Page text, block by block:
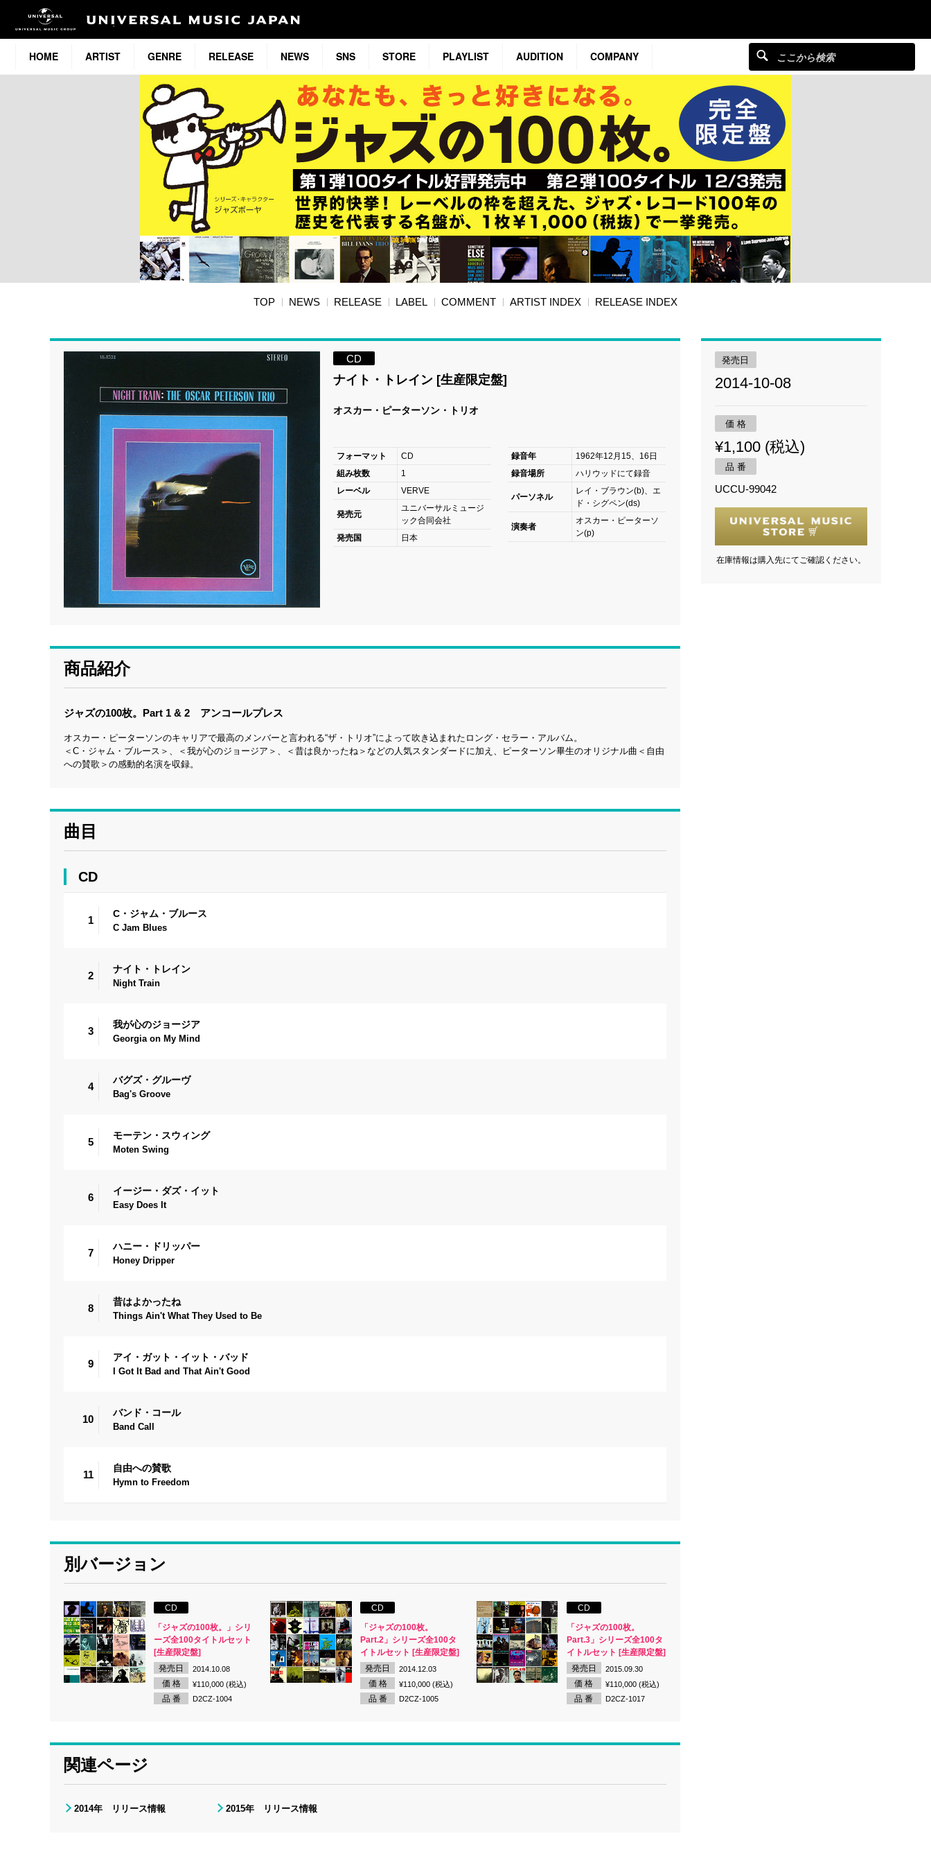
HOME ARTIST GENRE RELEASE NEWS SNS STORE PLAYLIST AUDITION COMPANY
TOP NEWS RELEASE LABEL COMMENT ARTIST INDEX RELEASE INDEX
CD
ナイト・トレイン [生産限定盤]
オスカー・ピーターソン・トリオ
フォーマット
CD
組み枚数
1
レーベル
VERVE
発売元
ユニバーサルミュージ
ック合同会社
発売国
日本
録音年
1962年12月15、16日
録音場所
ハリウッドにて録音
パーソネル
レイ・ブラウン(b)、エ
ド・シグペン(ds)
演奏者
オスカー・ピーターソ
ン(p)
商品紹介
ジャズの100枚。Part 1 & 2 アンコールプレス
オスカー・ピーターソンのキャリアで最高のメンバーと言われる“ザ・トリオ”によって吹き込まれたロング・セラー・アルバム。
＜C・ジャム・ブルース＞、＜我が心のジョージア＞、＜昔は良かったね＞などの人気スタンダードに加え、ピーターソン畢生のオリジナル曲＜自由
への賛歌＞の感動的名演を収録。
曲目
CD
1
C・ジャム・ブルース
C Jam Blues
2
ナイト・トレイン
Night Train
3
我が心のジョージア
Georgia on My Mind
4
バグズ・グルーヴ
Bag's Groove
5
モーテン・スウィング
Moten Swing
6
イージー・ダズ・イット
Easy Does It
7
ハニー・ドリッパー
Honey Dripper
8
昔はよかったね
Things Ain't What They Used to Be
9
アイ・ガット・イット・バッド
I Got It Bad and That Ain't Good
10
バンド・コール
Band Call
11
自由への賛歌
Hymn to Freedom
別バージョン
CD
「ジャズの100枚。」シリ
ーズ全100タイトルセット
[生産限定盤]
発売日
2014.10.08
価 格 ¥110,000 (税込)
品 番 D2CZ-1004
CD
「ジャズの100枚。
Part.2」シリーズ全100タ
イトルセット [生産限定盤]
発売日
2014.12.03
価 格 ¥110,000 (税込)
品 番 D2CZ-1005
CD
「ジャズの100枚。
Part.3」シリーズ全100タ
イトルセット [生産限定盤]
発売日
2015.09.30
価 格 ¥110,000 (税込)
品 番 D2CZ-1017
関連ページ
2014年 リリース情報 2015年 リリース情報
発売日
2014-10-08
価 格
¥1,100 (税込)
品 番
UCCU-99042
在庫情報は購入先にてご確認ください。